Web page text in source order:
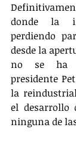
donde la
perdiendo
desde la
no se ha
presidente
la
el
ninguna de